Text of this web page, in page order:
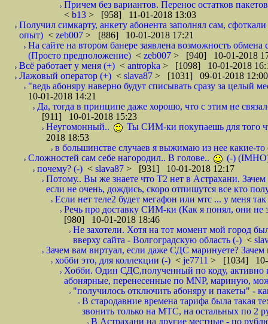
Причем без вариантов. Перенос остатков
< b13 > [958] 11-01-2018 13:03
Получил симкарту, анкету абонента заполнял сам,
опыт) < zeb007 > [886] 10-01-2018 17:21
На сайте на втором банере заявлена возможность
(Просто предположение) < zeb007 > [940] 10-01-2018
Всё работает у меня (+) < antropka > [1098] 10-01-2018
Лажовый оператор (+) < slava87 > [1031] 09-01-2018 12:00
"ведь абоняру наверно будут списывать сразу за целый
10-01-2018 14:21
Да, тогда в принципе даже хорошо, что с этим не
[911] 10-01-2018 15:23
Неугомонный..
Ты СИМ-ки покупаешь для того
2018 18:53
в большинстве случаев я выжимаю из нее какие-то
Сложностей сам себе нагородил.. В голове..
(-)
почему? (-) < slava87 > [931] 10-01-2018 12:17
Потому.. Вы же знаете что Т2 нет в Астрахани.
если не очень, дождись, скоро отпишутся все кто
Если нет теле2 будет мегафон или мтс ... у меня
Речь про доставку СИМ-ки (Как я понял, они не
[980] 10-01-2018 18:46
Не захотели. Хотя на тот момент мой город
вверху сайта - Волгоградскую область (-) <
Зачем вам виртуал, если даже СДС маринуете?
хобби это, для коллекции (-) < je7711 > [1034] 10-
Хобби. Один СДС,полученный по коду, активно
абонярные, перенесенные по MNP, мариную,
"получилось отключить абоняру и пакеты" -
В стародавние времена тарифа была такая
звонить только на МТС, на остальных по 2
В Астрахани на другие местные - по